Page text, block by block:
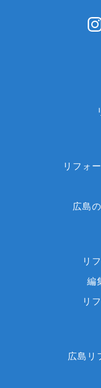
リフォ
広島
リ
編
リ
広島リ